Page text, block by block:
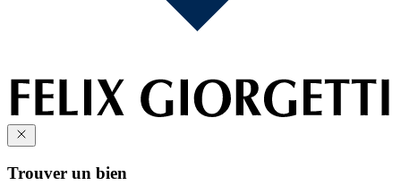
Trouver un bien